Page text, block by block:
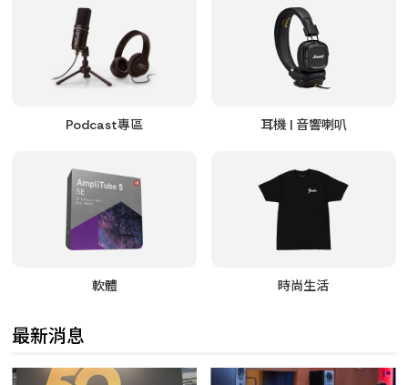
Podcast專區 耳機 | 音響喇叭
軟體 時尚生活
最新消息